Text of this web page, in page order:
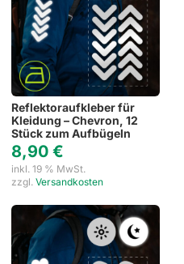
Reflektoraufkleber für
Kleidung – Chevron, 12
Stück zum Aufbügeln
8,90 €
inkl. 19 % MwSt.
zzgl. Versandkosten